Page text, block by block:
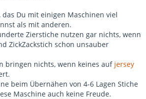
Du mit einigen Maschinen viel
als mit anderen.
Zierstiche nutzen gar nichts, wenn
ZickZackstich schon unsauber
bringen nichts, wenn keines auf jersey
beim Übernähen von 4-6 Lagen Stiche
Maschine auch keine Freude.